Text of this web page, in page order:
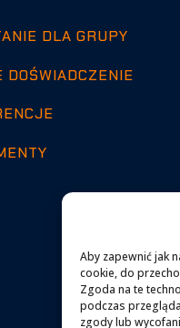
Aby zapewnić jak
cookie, do
Zgoda na te
podczas
zgody lub
DLA GRUPY
DOŚWIADCZENIE